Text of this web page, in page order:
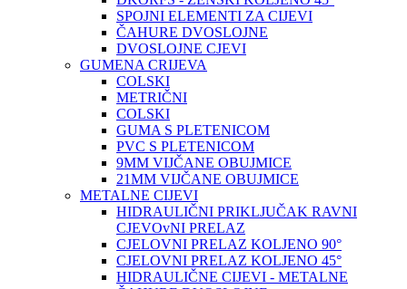
SPOJNI ELEMENTI ZA CIJEVI
ČAHURE DVOSLOJNE
DVOSLOJNE CJEVI
GUMENA CRIJEVA
COLSKI
METRIČNI
COLSKI
GUMA S PLETENICOM
PVC S PLETENICOM
9MM VIJČANE OBUJMICE
21MM VIJČANE OBUJMICE
METALNE CIJEVI
HIDRAULIČNI PRIKLJUČAK RAVNI
CJEVOvNI PRELAZ
CJELOVNI PRELAZ KOLJENO 90°
CJELOVNI PRELAZ KOLJENO 45°
HIDRAULIČNE CIJEVI - METALNE